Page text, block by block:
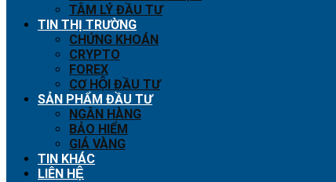
TÂM LÝ ĐẦU TƯ
TIN THỊ TRƯỜNG
CHỨNG KHOÁN
CRYPTO
FOREX
CƠ HỘI ĐẦU TƯ
SẢN PHẨM ĐẦU TƯ
NGÂN HÀNG
BẢO HIỂM
GIÁ VÀNG
TIN KHÁC
LIÊN HỆ